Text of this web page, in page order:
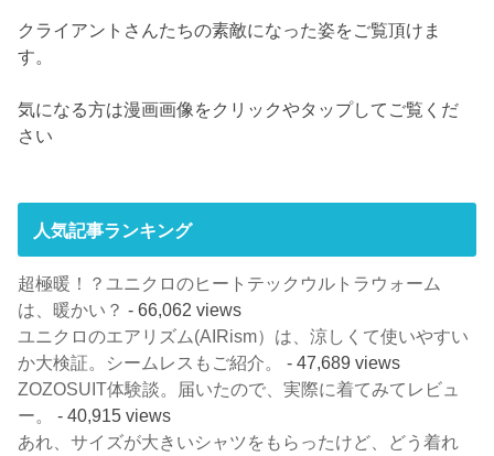
クライアントさんたちの素敵になった姿をご覧頂けま
す。
気になる方は漫画画像をクリックやタップしてご覧くだ
さい
人気記事ランキング
超極暖！？ユニクロのヒートテックウルトラウォーム
は、暖かい？ - 66,062 views
ユニクロのエアリズム(AIRism）は、涼しくて使いやすい
か大検証。シームレスもご紹介。
- 47,689 views
ZOZOSUIT体験談。届いたので、実際に着てみてレビュ
ー。
- 40,915 views
あれ、サイズが大きいシャツをもらったけど、どう着れ